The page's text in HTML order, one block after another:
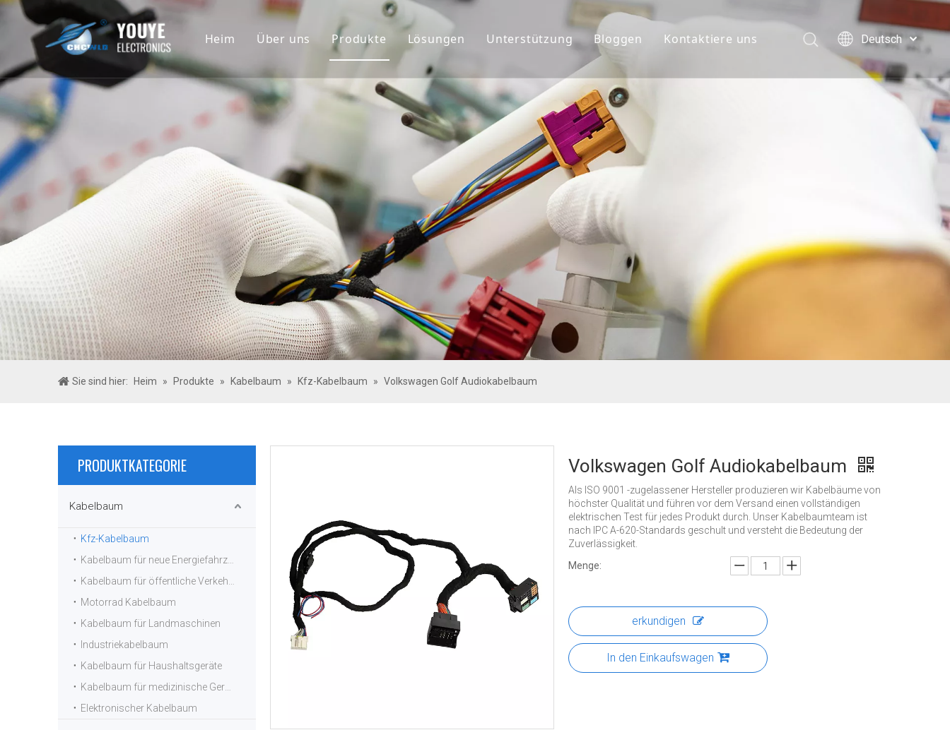
Heim Über uns
Geschichte&Teams
Produkte
Anschlüsse
Lösungen Unterstützung
Benutzerdefiniert
Globaler Markt
FAQ&Download
Bloggen Kontaktiere uns
Deutsch
English
简体中文
العربية
한국어
Türk dili
Sie sind hier: Heim » Produkte » Kabelbaum » Kfz-Kabelbaum » Volkswagen Golf Audiokabelbaum
PRODUKTKATEGORIE
Kabelbaum
Kfz-Kabelbaum
Motorrad Kabelbaum
Kabelbaum für Landmaschinen
Industriekabelbaum
Kabelbaum für Haushaltsgeräte
Elektronischer Kabelbaum
Volkswagen Golf Audiokabelbaum
Als ISO 9001 -zugelassener Hersteller produzieren wir Kabelbäume von
höchster Qualität und führen vor dem Versand einen vollständigen
elektrischen Test für jedes Produkt durch. Unser Kabelbaumteam ist
nach IPC A-620-Standards geschult und versteht die Bedeutung der
Zuverlässigkeit.
Menge:
erkundigen
In den Einkaufswagen